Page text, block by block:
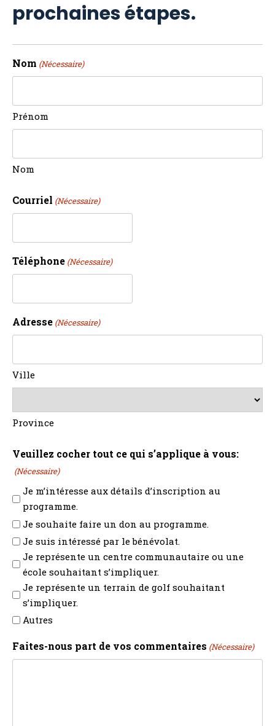
prochaines étapes.
Nom (Nécessaire)
Prénom
Nom
Courriel (Nécessaire)
Téléphone (Nécessaire)
Adresse (Nécessaire)
Ville
Province
Veuillez cocher tout ce qui s’applique à vous:
(Nécessaire)
Je m’intéresse aux détails d’inscription au
programme.
Je souhaite faire un don au programme.
Je suis intéressé par le bénévolat.
Je représente un centre communautaire ou une
école souhaitant s’impliquer.
Je représente un terrain de golf souhaitant
s’impliquer.
Autres
Faites-nous part de vos commentaires (Nécessaire)